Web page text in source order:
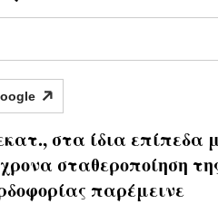
στα ίδια επίπεδα
σταθεροποίηση
παρέμεινε